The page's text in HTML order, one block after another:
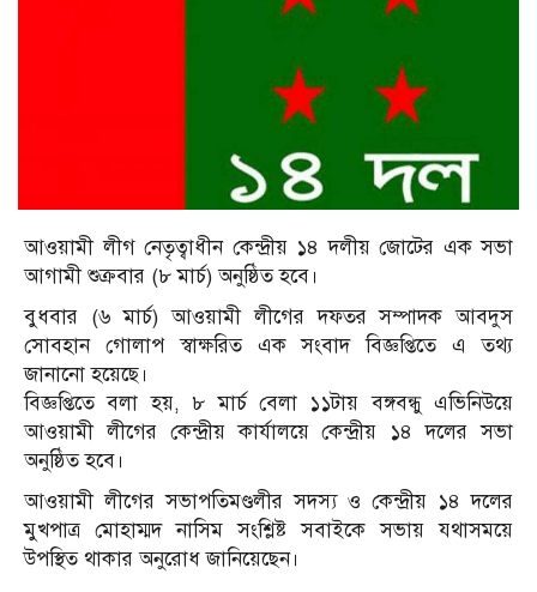
আওয়ামী লীগ নেতৃত্বাধীন কেন্দ্রীয় ১৪ দলীয় জোটের এক সভা
আগামী শুক্রবার (৮ মার্চ) অনুষ্ঠিত হবে।
বুধবার (৬ মার্চ) আওয়ামী লীগের দফতর সম্পাদক আবদুস
সোবহান গোলাপ স্বাক্ষরিত এক সংবাদ বিজ্ঞপ্তিতে এ তথ্য
জানানো হয়েছে।
বিজ্ঞপ্তিতে বলা হয়, ৮ মার্চ বেলা ১১টায় বঙ্গবন্ধু এভিনিউয়ে
আওয়ামী লীগের কেন্দ্রীয় কার্যালয়ে কেন্দ্রীয় ১৪ দলের সভা
অনুষ্ঠিত হবে।
আওয়ামী লীগের সভাপতিমণ্ডলীর সদস্য ও কেন্দ্রীয় ১৪ দলের
মুখপাত্র মোহাম্মদ নাসিম সংশ্লিষ্ট সবাইকে সভায় যথাসময়ে
উপস্থিত থাকার অনুরোধ জানিয়েছেন।